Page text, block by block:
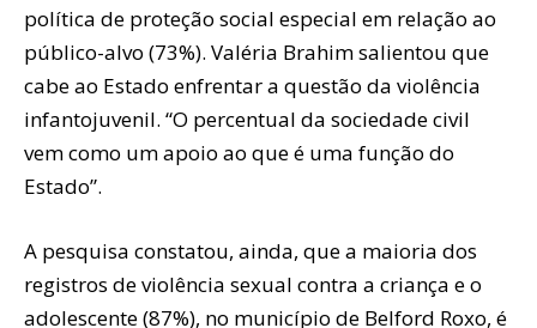
política de proteção social especial em relação ao
público-alvo (73%). Valéria Brahim salientou que
cabe ao Estado enfrentar a questão da violência
infantojuvenil. “O percentual da sociedade civil
vem como um apoio ao que é uma função do
Estado”.
A pesquisa constatou, ainda, que a maioria dos
registros de violência sexual contra a criança e o
adolescente (87%), no município de Belford Roxo, é